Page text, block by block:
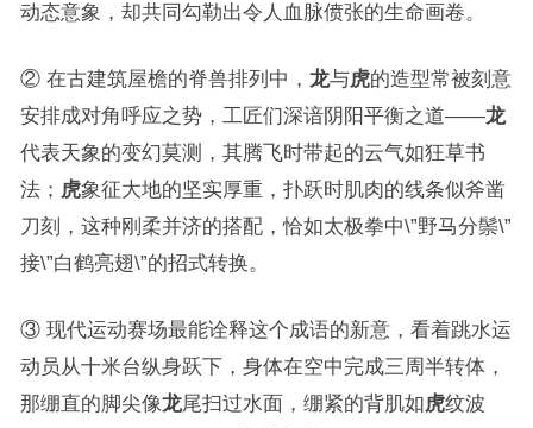
动态意象，却共同勾勒出令人血脉偾张的生命画卷。
② 在古建筑屋檐的脊兽排列中， 龙与虎的造型常被刻意
安排成对角呼应之势，工匠们深谙阴阳平衡之道——龙
代表天象的变幻莫测，其腾飞时带起的云气如狂草书
法； 虎象征大地的坚实厚重，扑跃时肌肉的线条似斧凿
刀刻，这种刚柔并济的搭配，恰如太极拳中\”野马分鬃\”
接\”白鹤亮翅\”的招式转换。
③ 现代运动赛场最能诠释这个成语的新意，看着跳水运
动员从十米台纵身跃下，身体在空中完成三周半转体，
那绷直的脚尖像龙尾扫过水面，绷紧的背肌如虎纹波